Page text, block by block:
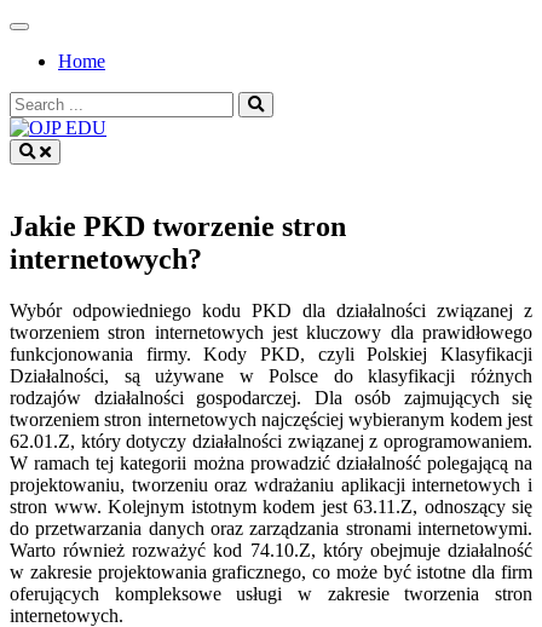
Skip
contentHome
Search
for:
Jakie PKD tworzenie stron
internetowych?
Wybór odpowiedniego kodu PKD dla działalności związanej z
tworzeniem stron internetowych jest kluczowy dla prawidłowego
funkcjonowania firmy. Kody PKD, czyli Polskiej Klasyfikacji
Działalności, są używane w Polsce do klasyfikacji różnych
rodzajów działalności gospodarczej. Dla osób zajmujących się
tworzeniem stron internetowych najczęściej wybieranym kodem jest
62.01.Z, który dotyczy działalności związanej z oprogramowaniem.
W ramach tej kategorii można prowadzić działalność polegającą na
projektowaniu, tworzeniu oraz wdrażaniu aplikacji internetowych i
stron www. Kolejnym istotnym kodem jest 63.11.Z, odnoszący się
do przetwarzania danych oraz zarządzania stronami internetowymi.
Warto również rozważyć kod 74.10.Z, który obejmuje działalność
w zakresie projektowania graficznego, co może być istotne dla firm
oferujących kompleksowe usługi w zakresie tworzenia stron
internetowych.